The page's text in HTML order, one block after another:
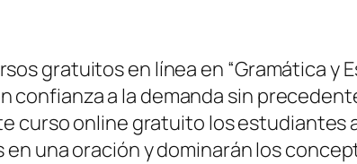
gratuitos en línea en “Gramática y
confianza a la demanda sin
curso online gratuito los
en una oración y dominarán los